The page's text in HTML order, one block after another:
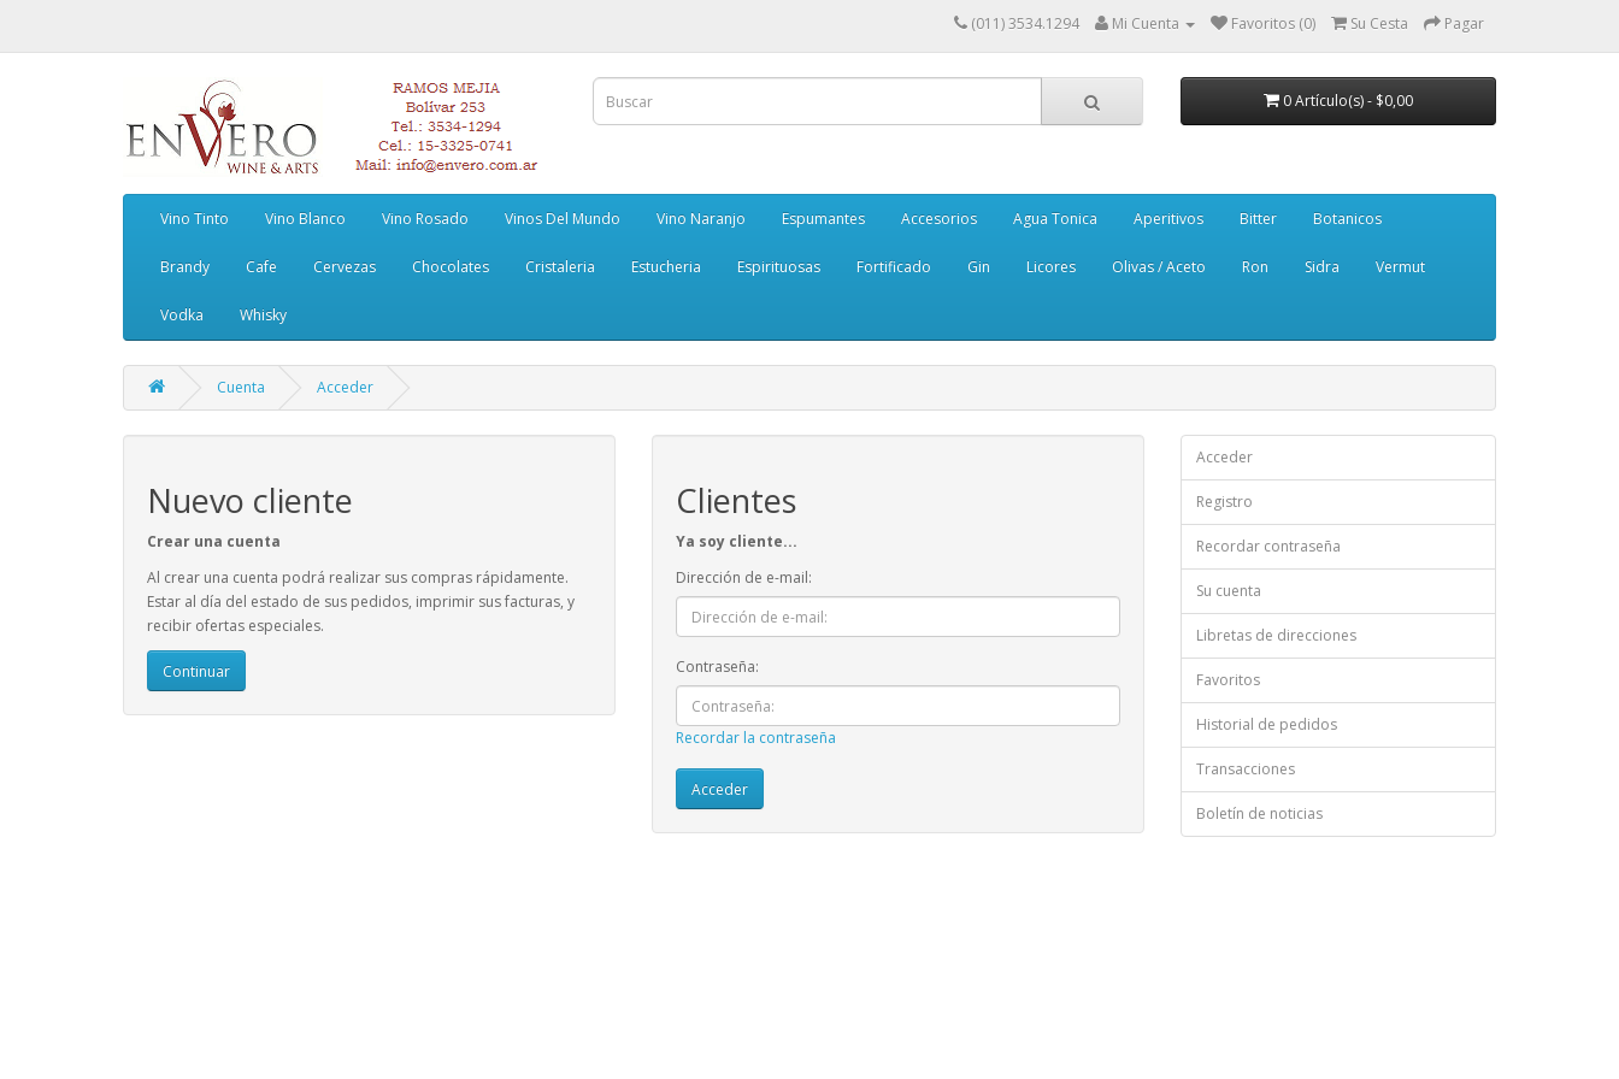
(011) 3534.1294 Mi Cuenta Favoritos (0) Su Cesta Pagar
0 Artículo(s) - $0,00
Vino Tinto Vino Blanco Vino Rosado Vinos Del Mundo Vino Naranjo Espumantes Accesorios Agua Tonica Aperitivos Bitter Botanicos
Brandy Cafe Cervezas Chocolates Cristaleria Estucheria Espirituosas Fortificado Gin Licores Olivas / Aceto Ron Sidra Vermut
Vodka Whisky
Cuenta Acceder
Nuevo cliente
Crear una cuenta
Al crear una cuenta podrá realizar sus compras rápidamente.
Estar al día del estado de sus pedidos, imprimir sus facturas, y
recibir ofertas especiales.
Continuar
Clientes
Ya soy cliente...
Dirección de e-mail:
Contraseña:
Recordar la contraseña
Acceder
Registro
Recordar contraseña
Su cuenta
Libretas de direcciones
Favoritos
Historial de pedidos
Transacciones
Boletín de noticias